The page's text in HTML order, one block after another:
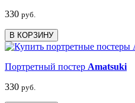
330 руб.
В КОРЗИНУ
Портретный постер Amatsuki
330 руб.